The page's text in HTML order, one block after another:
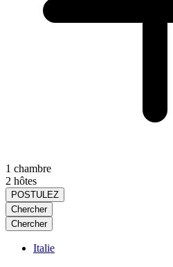
1 chambre
2 hôtes
POSTULEZ
Chercher
Chercher
Italie